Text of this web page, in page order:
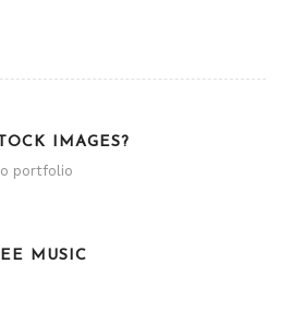
IMAGES?
portfolio
MUSIC